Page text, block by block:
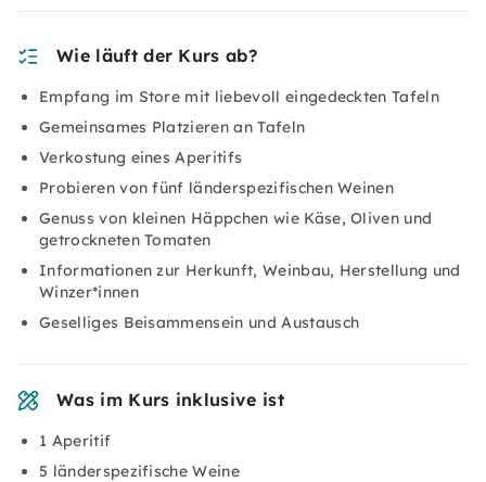
Wie läuft der Kurs ab?
Empfang im Store mit liebevoll eingedeckten Tafeln
Gemeinsames Platzieren an Tafeln
Verkostung eines Aperitifs
Probieren von fünf länderspezifischen Weinen
Genuss von kleinen Häppchen wie Käse, Oliven und
getrockneten Tomaten
Informationen zur Herkunft, Weinbau, Herstellung und
Winzer*innen
Geselliges Beisammensein und Austausch
Was im Kurs inklusive ist
1 Aperitif
5 länderspezifische Weine